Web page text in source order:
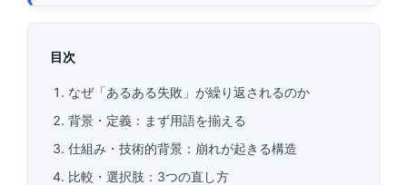
目次
なぜ「あるある失敗」が繰り返されるのか
背景・定義：まず用語を揃える
仕組み・技術的背景：崩れが起きる構造
比較・選択肢：3つの直し方